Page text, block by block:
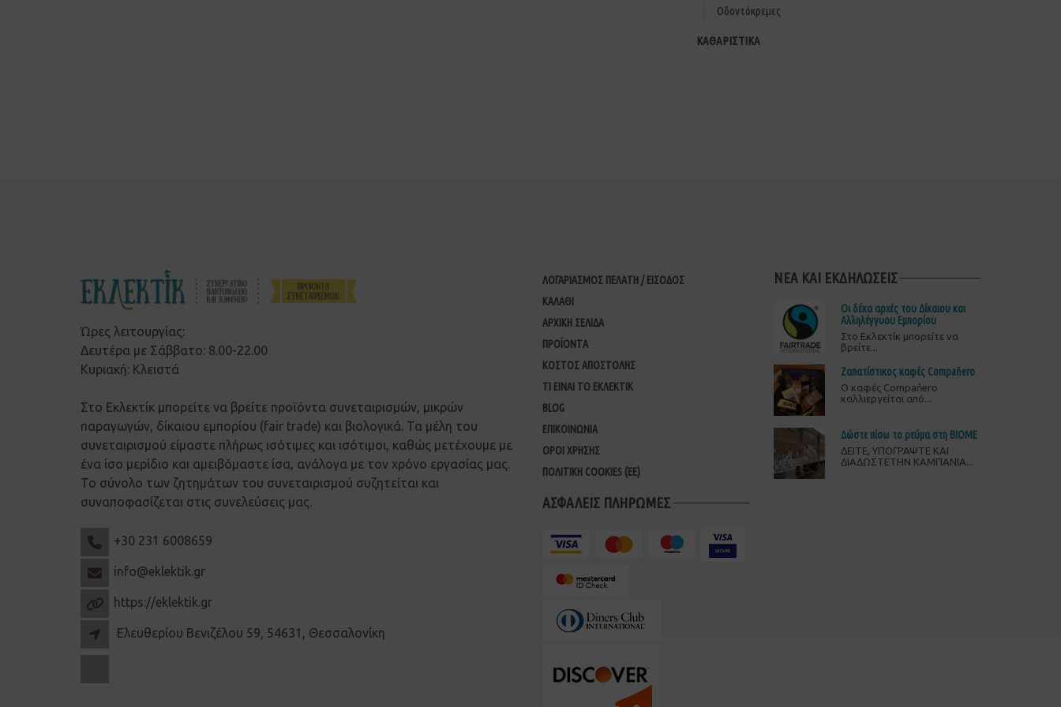
Οδοντόκρεμες
ΚΑΘΑΡΙΣΤΙΚΑ
Ώρες λειτουργίας:
Δευτέρα με Σάββατο: 8.00-22.00
Κυριακή: Κλειστά
Στο Εκλεκτίκ μπορείτε να βρείτε προϊόντα συνεταιρισμών, μικρών
παραγωγών, δίκαιου εμπορίου (fair trade) και βιολογικά. Τα μέλη του
συνεταιρισμού είμαστε πλήρως ισότιμες και ισότιμοι, καθώς μετέχουμε με
ένα ίσο μερίδιο και αμειβόμαστε ίσα, ανάλογα με τον χρόνο εργασίας μας.
Το σύνολο των ζητημάτων του συνεταιρισμού συζητείται και
συναποφασίζεται στις συνελεύσεις μας.
+30 231 6008659
info@eklektik.gr
https://eklektik.gr
Ελευθερίου Βενιζέλου 59, 54631, Θεσσαλονίκη
ΛΟΓΑΡΙΑΣΜΟΣ ΠΕΛΑΤΗ / ΕΙΣΟΔΟΣ
ΚΑΛΑΘΙ
ΑΡΧΙΚΗ ΣΕΛΙΔΑ
ΠΡΟΪΟΝΤΑ
ΚΟΣΤΟΣ ΑΠΟΣΤΟΛΗΣ
ΤΙ ΕΙΝΑΙ ΤΟ ΕΚΛΕΚΤΙΚ
BLOG
ΕΠΙΚΟΙΝΩΝΙΑ
ΟΡΟΙ ΧΡΗΣΗΣ
ΠΟΛΙΤΙΚΗ COOKIES (ΕΕ)
ΑΣΦΑΛΕΙΣ ΠΛΗΡΩΜΕΣ
ΝΕΑ ΚΑΙ ΕΚΔΗΛΩΣΕΙΣ
Οι δέκα αρχές του Δίκαιου και
Αλληλέγγυου Εμπορίου
Στο Εκλεκτίκ μπορείτε να
βρείτε...
Ζαπατίστικος καφές Compaňero
O καφές Compaňero
καλλιεργείται από...
Δώστε πίσω το ρεύμα στη ΒΙΟΜΕ
ΔΕΙΤΕ, ΥΠΟΓΡΑΨΤΕ ΚΑΙ
ΔΙΑΔΩΣΤΕΤΗΝ ΚΑΜΠΑΝΙΑ...